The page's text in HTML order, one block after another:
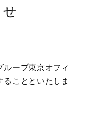
ループ東京オフィ
ることといたしま